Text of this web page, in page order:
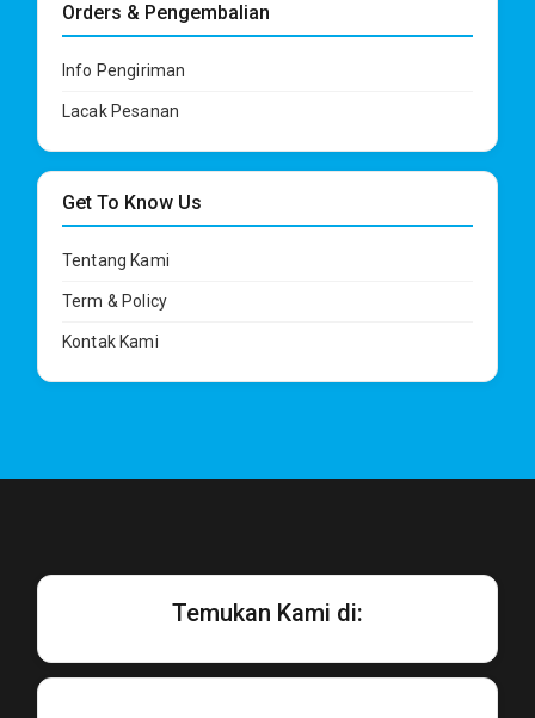
Orders & Pengembalian
Info Pengiriman
Lacak Pesanan
Get To Know Us
Tentang Kami
Term & Policy
Kontak Kami
Temukan Kami di: